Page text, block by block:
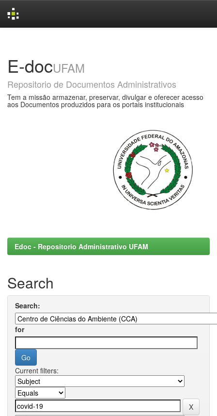
E-docUFAM
Repositorio de Documentos Administrativos
Tem a missão armazenar, preservar, divulgar e oferecer acesso
aos Documentos produzidos para os portais institucionais
Edoc - Repositorio Administrativo UFAM
Search
Search:
for
Current filters: